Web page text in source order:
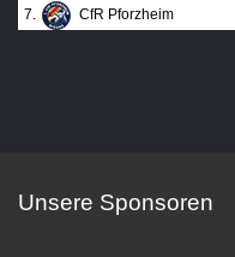
7.
CfR Pforzheim
Unsere Sponsoren